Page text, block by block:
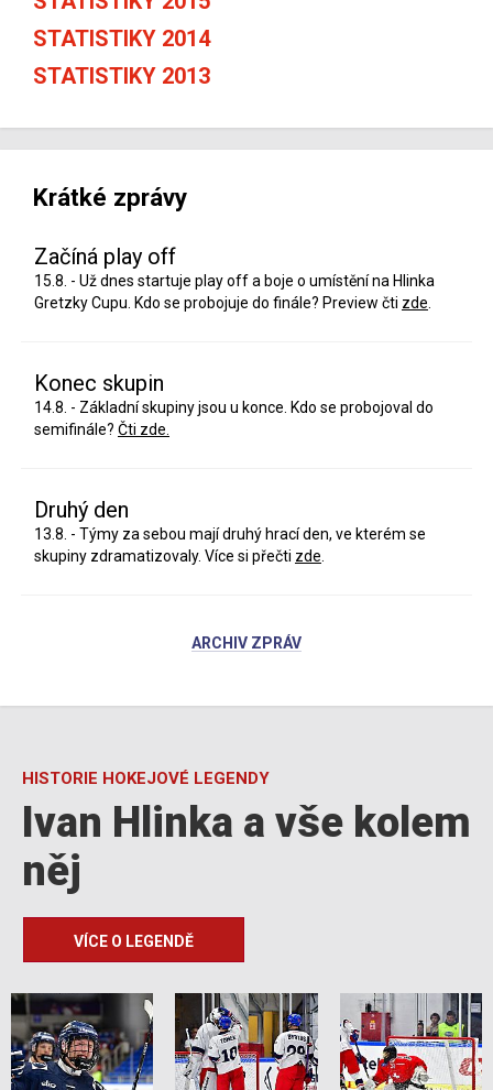
STATISTIKY 2014
STATISTIKY 2013
Krátké zprávy
Začíná play off
15.8. - Už dnes startuje play off a boje o umístění na Hlinka
Gretzky Cupu. Kdo se probojuje do finále? Preview čti zde
Konec skupin
14.8. - Základní skupiny jsou u konce. Kdo se probojoval do
semifinále? Čti zde.
Druhý den
13.8. - Týmy za sebou mají druhý hrací den, ve kterém se
skupiny zdramatizovaly. Více si přečti zde
ARCHIV ZPRÁV
HISTORIE HOKEJOVÉ LEGENDY
Ivan Hlinka a vše kolem
něj
VÍCE O LEGENDĚ